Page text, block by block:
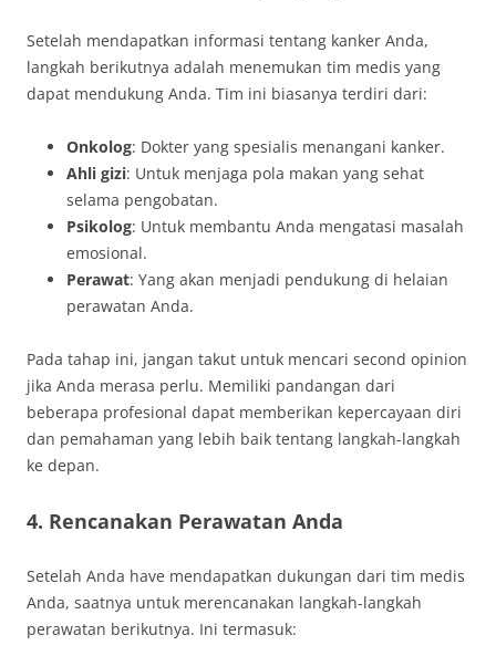
Setelah mendapatkan informasi tentang kanker Anda,
langkah berikutnya adalah menemukan tim medis yang
dapat mendukung Anda. Tim ini biasanya terdiri dari:
Onkolog: Dokter yang spesialis menangani kanker.
Ahli gizi: Untuk menjaga pola makan yang sehat
selama pengobatan.
Psikolog: Untuk membantu Anda mengatasi masalah
emosional.
Perawat: Yang akan menjadi pendukung di helaian
perawatan Anda.
Pada tahap ini, jangan takut untuk mencari second opinion
jika Anda merasa perlu. Memiliki pandangan dari
beberapa profesional dapat memberikan kepercayaan diri
dan pemahaman yang lebih baik tentang langkah-langkah
ke depan.
4. Rencanakan Perawatan Anda
Setelah Anda have mendapatkan dukungan dari tim medis
Anda, saatnya untuk merencanakan langkah-langkah
perawatan berikutnya. Ini termasuk: